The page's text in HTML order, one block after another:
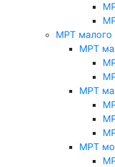
МРТ малого
МРТ
МРТ
МРТ